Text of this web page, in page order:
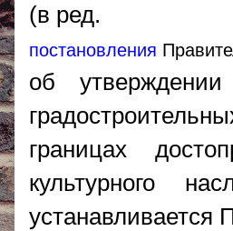
(в ред.
постановления
об утверждении
границах
культурного
устанавливается